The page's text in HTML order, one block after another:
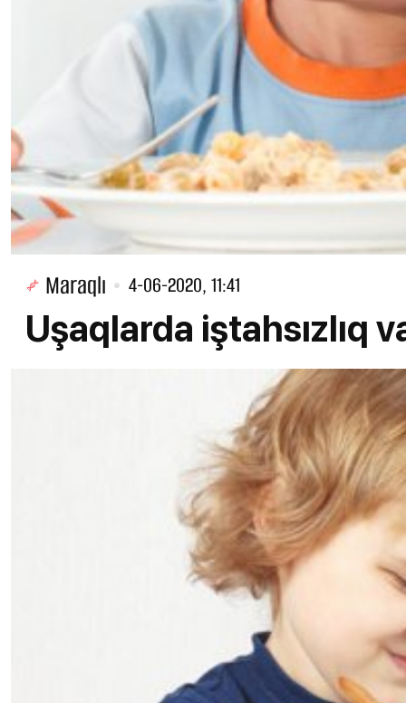
Maraqlı 4-06-2020, 11:41
Uşaqlarda iştahsızlıq